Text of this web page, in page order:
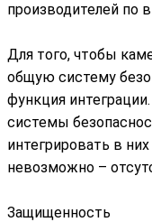
производителей по
Для того, чтобы
общую систему
функция
системы
интегрировать в
невозможно –
Защищенность